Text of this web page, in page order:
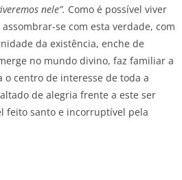
nele”. Como é possível viver
se com esta verdade, com
da existência, enche de
no mundo divino, faz familiar a
o centro de interesse de toda a
de alegria frente a este ser
feito santo e incorruptível pela